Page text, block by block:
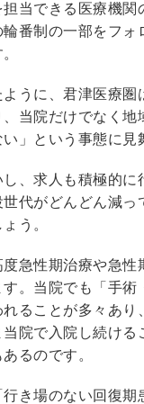
当できる医療機
番制の一部をフ
うに、君津医療
当院だけでなく
」という事態に見
、求人も積極的
代がどんどん減
う。
急性期治療や急
。当院でも「手
ることが多々あ
院で入院し続け
るのです。
き場のない回復